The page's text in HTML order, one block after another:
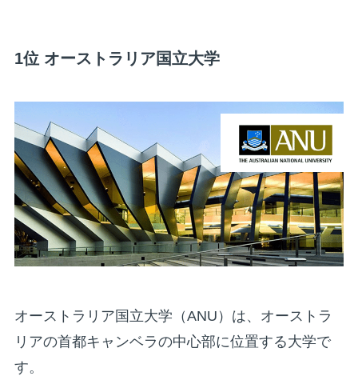
1位 オーストラリア国立大学
オーストラリア国立大学（ANU）は、オーストラ
リアの首都キャンベラの中心部に位置する大学で
す。